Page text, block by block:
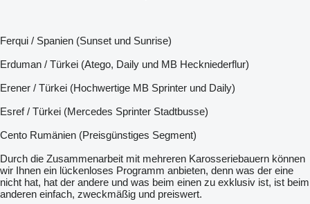
Ferqui / Spanien (Sunset und Sunrise)
Erduman / Türkei (Atego, Daily und MB Heckniederflur)
Erener / Türkei (Hochwertige MB Sprinter und Daily)
Esref / Türkei (Mercedes Sprinter Stadtbusse)
Cento Rumänien (Preisgünstiges Segment)
Durch die Zusammenarbeit mit mehreren Karosseriebauern können
wir Ihnen ein lückenloses Programm anbieten, denn was der eine
nicht hat, hat der andere und was beim einen zu exklusiv ist, ist beim
anderen einfach, zweckmäßig und preiswert.